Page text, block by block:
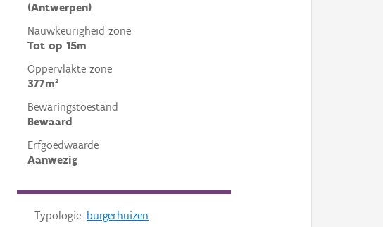
(Antwerpen)
Nauwkeurigheid zone
Tot op 15m
Oppervlakte zone
377m²
Bewaringstoestand
Bewaard
Erfgoedwaarde
Aanwezig
Typologie: burgerhuizen